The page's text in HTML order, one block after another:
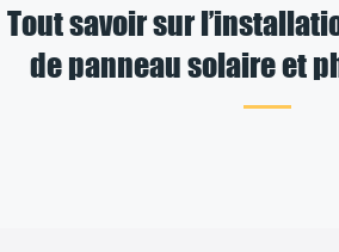
Tout savoir sur
de panneau solaire et